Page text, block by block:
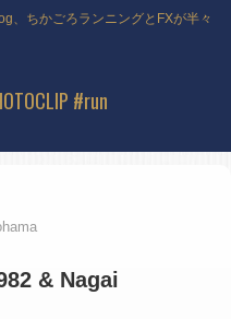
、ちかごろランニングとFXが半々
#run
& Nagai